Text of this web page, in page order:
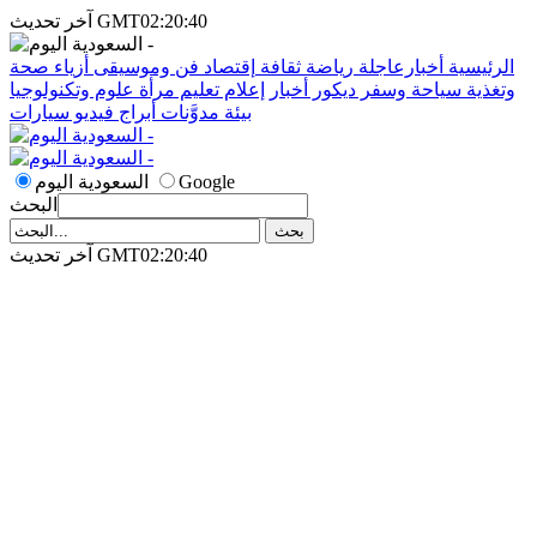
آخر تحديث GMT02:20:40
الرئيسية أخبارعاجلة رياضة ثقافة إقتصاد فن وموسيقى أزياء صحة
وتغذية سياحة وسفر ديكور أخبار إعلام تعليم مرأة علوم وتكنولوجيا
بيئة مدوَّنات أبراج فيديو سيارات
السعودية اليوم
Google
البحث
آخر تحديث GMT02:20:40